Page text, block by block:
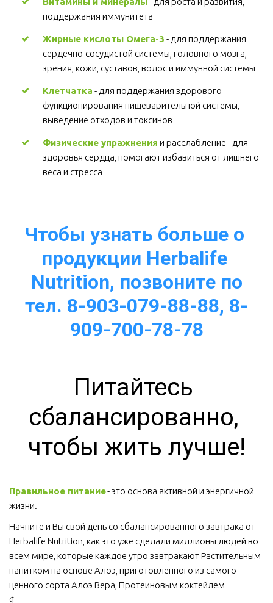
поддержания иммунитета
Жирные кислоты Омега-3 - для поддержания
сердечно-сосудистой системы, головного мозга,
зрения, кожи, суставов, волос и иммунной системы
Клетчатка - для поддержания здорового
функционирования пищеварительной системы,
выведение отходов и токсинов
Физические упражнения и расслабление - для
здоровья сердца, помогают избавиться от лишнего
веса и стресса
Чтобы узнать больше о
продукции Herbalife
Nutrition, позвоните по
тел. 8-903-079-88-88, 8-
909-700-78-78
Питайтесь
сбалансированно,
чтобы жить лучше!
Правильное питание - это основа активной и энергичной
жизни.
Начните и Вы свой день со сбалансированного завтрака от
Herbalife Nutrition, как это уже сделали миллионы людей во
всем мире, которые каждое утро завтракают Растительным
напитком на основе Алоэ, приготовленного из самого
ценного сорта Алоэ Вера, Протеиновым коктейлем
Формула 1 и Травяным тонизирующим напитком (чай).